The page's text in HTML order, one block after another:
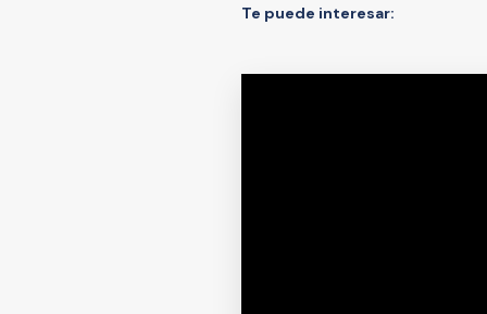
Te puede interesar: